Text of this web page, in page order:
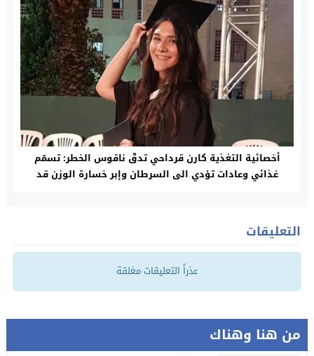
أخصائية التغذية كارن قرداحي تدقّ ناقوس الخطر: تسمّم
غذائي وعادات تؤدي الى السرطان وإبر خسارة الوزن قد
التعليقات
عذراً التعليقات مغلقة
من هنا وهناك